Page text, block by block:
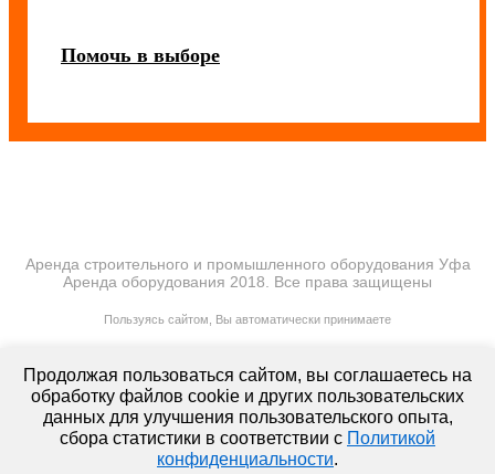
Помочь в выборе
Аренда строительного и промышленного оборудования Уфа
Аренда оборудования 2018. Все права защищены
Пользуясь сайтом, Вы автоматически принимаете
lt-rent.ru
Аренда оборудования
Продолжая пользоваться сайтом, вы соглашаетесь на
обработку файлов cookie и других пользовательских
данных для улучшения пользовательского опыта,
сбора статистики в соответствии с Политикой
конфиденциальности.